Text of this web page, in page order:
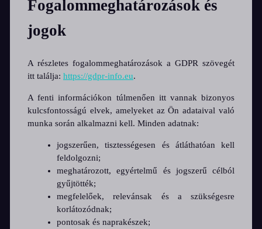
Fogalommeghatározások és
jogok
A részletes fogalommeghatározások a GDPR szövegét
itt találja: https://gdpr-info.eu.
A fenti információkon túlmenően itt vannak bizonyos
kulcsfontosságú elvek, amelyeket az Ön adataival való
munka során alkalmazni kell. Minden adatnak:
jogszerűen, tisztességesen és átláthatóan kell
feldolgozni;
meghatározott, egyértelmű és jogszerű célból
gyűjtötték;
megfelelőek, relevánsak és a szükségesre
korlátozódnak;
pontosak és naprakészek;